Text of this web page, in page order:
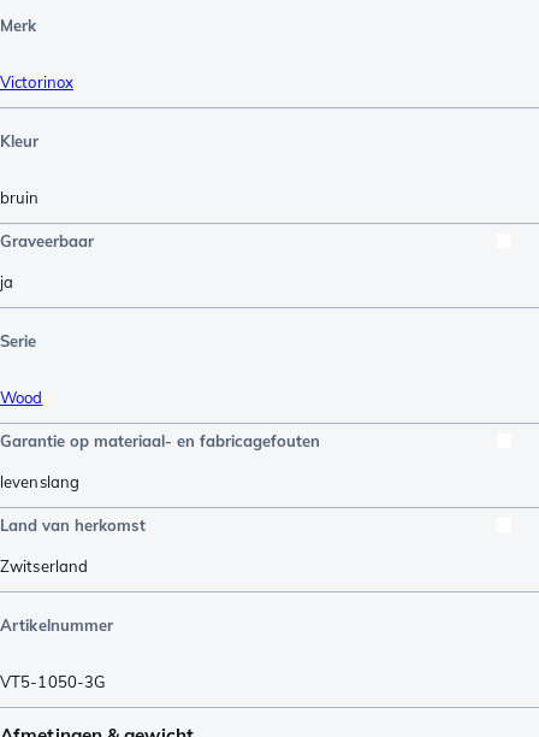
Merk
Victorinox
Kleur
bruin
Graveerbaar
ja
Serie
Wood
Garantie op materiaal- en fabricagefouten
levenslang
Land van herkomst
Zwitserland
Artikelnummer
VT5-1050-3G